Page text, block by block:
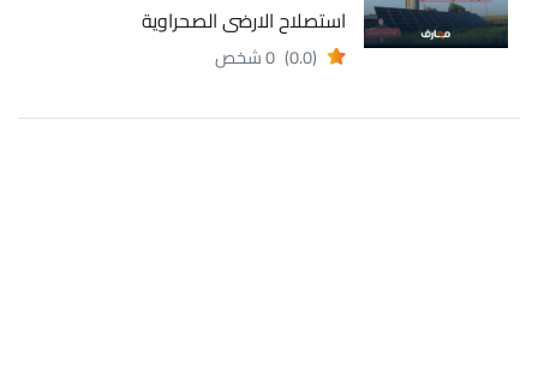
استصلاح الارضى الصحراوية
(0.0) 0 شخص